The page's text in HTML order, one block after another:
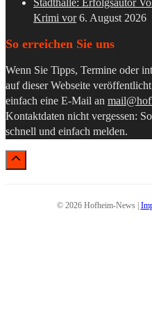
Stadthalle: Erfolgsautor
Krimi vor 6. August 2026
So erreichen Sie uns
Wenn Sie Tipps, Termine oder
auf dieser Webseite
einfach eine E-Mail an
Kontaktdaten nicht vergessen:
schnell und einfach melden.
© 2026 Hofheim-News |